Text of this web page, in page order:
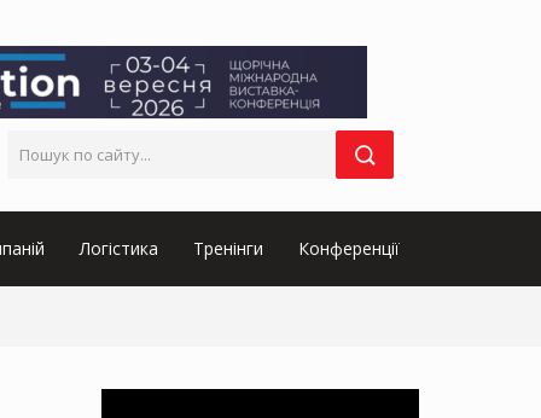
Логістика Тренінги Конференції